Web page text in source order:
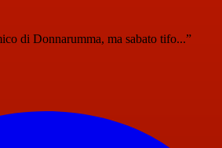
di Donnarumma, ma sabato tifo...”